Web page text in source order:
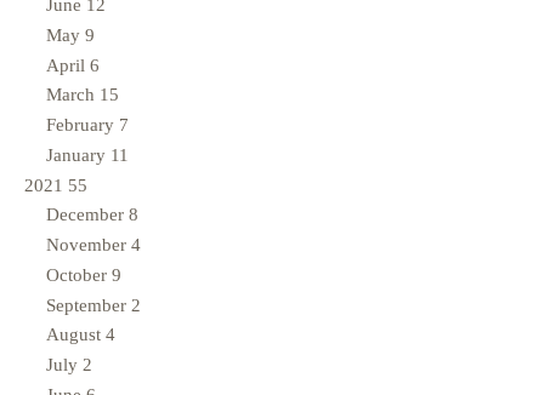
June 12
May 9
April 6
March 15
February 7
January 11
2021 55
December 8
November 4
October 9
September 2
August 4
July 2